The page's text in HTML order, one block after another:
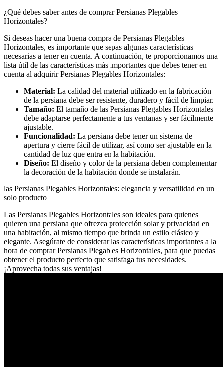
¿Qué debes saber antes de comprar Persianas Plegables
Horizontales?
Si deseas hacer una buena compra de Persianas Plegables
Horizontales, es importante que sepas algunas características
necesarias a tener en cuenta. A continuación, te proporcionamos una
lista útil de las características más importantes que debes tener en
cuenta al adquirir Persianas Plegables Horizontales:
Material: La calidad del material utilizado en la fabricación
de la persiana debe ser resistente, duradero y fácil de limpiar.
Tamaño: El tamaño de las Persianas Plegables Horizontales
debe adaptarse perfectamente a tus ventanas y ser fácilmente
ajustable.
Funcionalidad: La persiana debe tener un sistema de
apertura y cierre fácil de utilizar, así como ser ajustable en la
cantidad de luz que entra en la habitación.
Diseño: El diseño y color de la persiana deben complementar
la decoración de la habitación donde se instalarán.
las Persianas Plegables Horizontales: elegancia y versatilidad en un
solo producto
Las Persianas Plegables Horizontales son ideales para quienes
quieren una persiana que ofrezca protección solar y privacidad en
una habitación, al mismo tiempo que brinda un estilo clásico y
elegante. Asegúrate de considerar las características importantes a la
hora de comprar Persianas Plegables Horizontales, para que puedas
obtener el producto perfecto que satisfaga tus necesidades.
¡Aprovecha todas sus ventajas!